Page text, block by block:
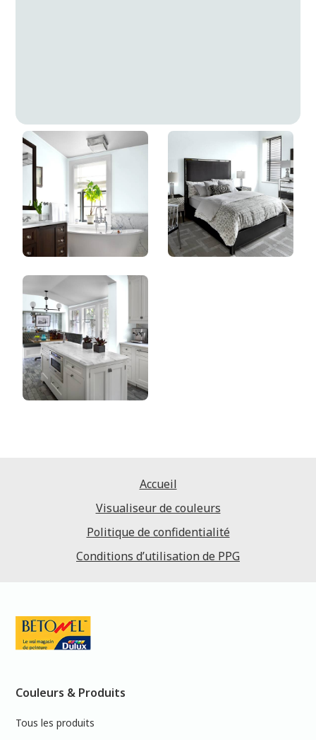
Glace Autrichienne
DLX1156-1
Accueil
Visualiseur de couleurs
Politique de confidentialité
Conditions d’utilisation de PPG
Couleurs & Produits
Tous les produits